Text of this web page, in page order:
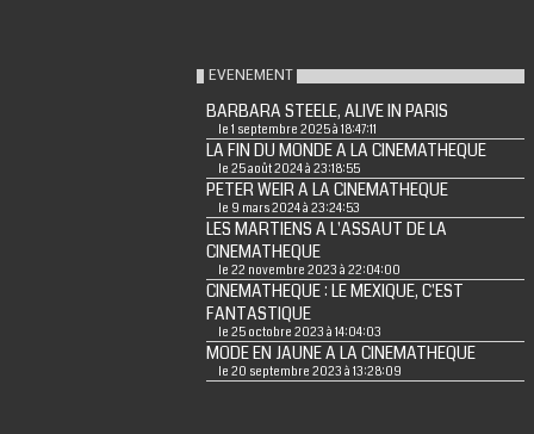
EVENEMENT
BARBARA STEELE, ALIVE IN PARIS
le 1 septembre 2025 à 18:47:11
LA FIN DU MONDE A LA CINEMATHEQUE
le 25 août 2024 à 23:18:55
PETER WEIR A LA CINEMATHEQUE
le 9 mars 2024 à 23:24:53
LES MARTIENS A L'ASSAUT DE LA
CINEMATHEQUE
le 22 novembre 2023 à 22:04:00
CINEMATHEQUE : LE MEXIQUE, C'EST
FANTASTIQUE
le 25 octobre 2023 à 14:04:03
MODE EN JAUNE A LA CINEMATHEQUE
le 20 septembre 2023 à 13:28:09